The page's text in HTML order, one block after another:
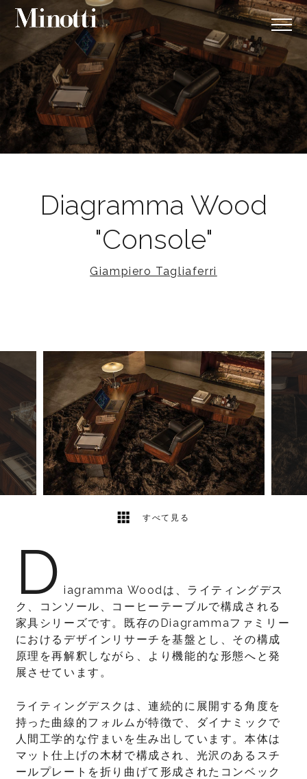
Diagramma Wood
"Console"
Giampiero Tagliaferri
すべて見る
2
D iagramma Woodは、ライティングデス
ク、コンソール、コーヒーテーブルで構成される
家具シリーズです。既存のDiagrammaファミリー
におけるデザインリサーチを基盤とし、その構成
原理を再解釈しながら、より機能的な形態へと発
展させています。
ライティングデスクは、連続的に展開する角度を
持った曲線的フォルムが特徴で、ダイナミックで
人間工学的な佇まいを生み出しています。本体は
マット仕上げの木材で構成され、光沢のあるスチ
ールプレートを折り曲げて形成されたコンベック